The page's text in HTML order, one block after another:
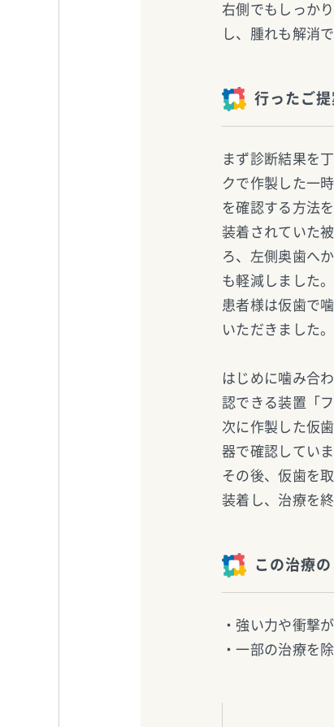
右側でもしっか
し、腫れも解消
行ったご
まず診断結果を
クで作製した一
を確認する方法
装着されていた
ろ、左側奥歯へ
も軽減しました。
患者様は仮歯で
いただきました。
はじめに噛み合
認できる装置「
次に作製した仮
器で確認していま
その後、仮歯を
装着し、治療を
この治療
・強い力や衝撃
・一部の治療を